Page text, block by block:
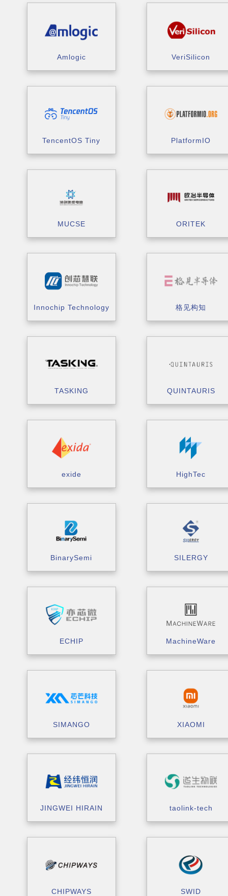
Amlogic VeriSilicon
TencentOS Tiny PlatformIO
MUCSE ORITEK
Innochip Technology 格见构知
TASKING QUINTAURIS
exide HighTec
BinarySemi SILERGY
ECHIP MachineWare
SIMANGO XIAOMI
JINGWEI HIRAIN taolink-tech
CHIPWAYS SWID